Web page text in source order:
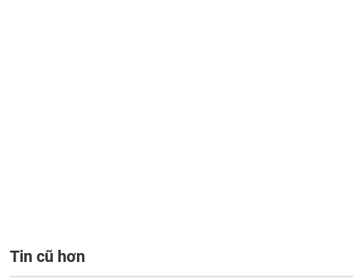
Tin cũ hơn